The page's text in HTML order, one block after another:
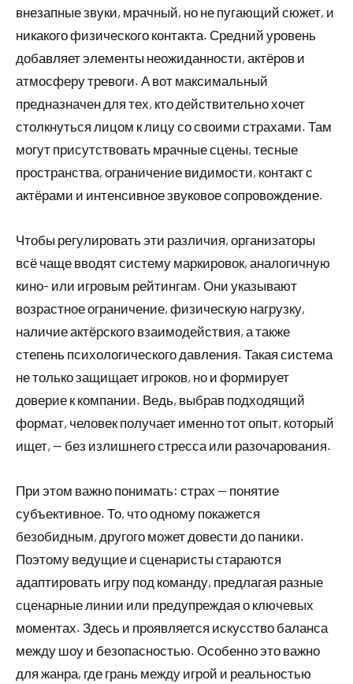
внезапные звуки, мрачный, но не пугающий сюжет, и
никакого физического контакта. Средний уровень
добавляет элементы неожиданности, актёров и
атмосферу тревоги. А вот максимальный
предназначен для тех, кто действительно хочет
столкнуться лицом к лицу со своими страхами. Там
могут присутствовать мрачные сцены, тесные
пространства, ограничение видимости, контакт с
актёрами и интенсивное звуковое сопровождение.
Чтобы регулировать эти различия, организаторы
всё чаще вводят систему маркировок, аналогичную
кино- или игровым рейтингам. Они указывают
возрастное ограничение, физическую нагрузку,
наличие актёрского взаимодействия, а также
степень психологического давления. Такая система
не только защищает игроков, но и формирует
доверие к компании. Ведь, выбрав подходящий
формат, человек получает именно тот опыт, который
ищет, — без излишнего стресса или разочарования.
При этом важно понимать: страх — понятие
субъективное. То, что одному покажется
безобидным, другого может довести до паники.
Поэтому ведущие и сценаристы стараются
адаптировать игру под команду, предлагая разные
сценарные линии или предупреждая о ключевых
моментах. Здесь и проявляется искусство баланса
между шоу и безопасностью. Особенно это важно
для жанра, где грань между игрой и реальностью